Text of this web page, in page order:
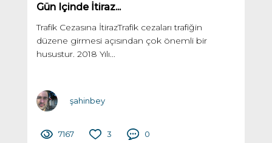
Gün Içinde İtiraz...
Trafik Cezasına İtirazTrafik cezaları trafiğin
düzene girmesi açısından çok önemli bir
husustur. 2018 Yılı...
şahinbey
7167 3 0